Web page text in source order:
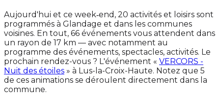
Aujourd'hui et ce week‑end, 20 activités et loisirs sont
programmés à Glandage et dans les communes
voisines. En tout, 66 événements vous attendent dans
un rayon de 17 km — avec notamment au
programme des événements, spectacles, activités. Le
prochain rendez-vous ? L'événement « VERCORS -
Nuit des étoiles » à Lus-la-Croix-Haute. Notez que 5
de ces animations se déroulent directement dans la
commune.